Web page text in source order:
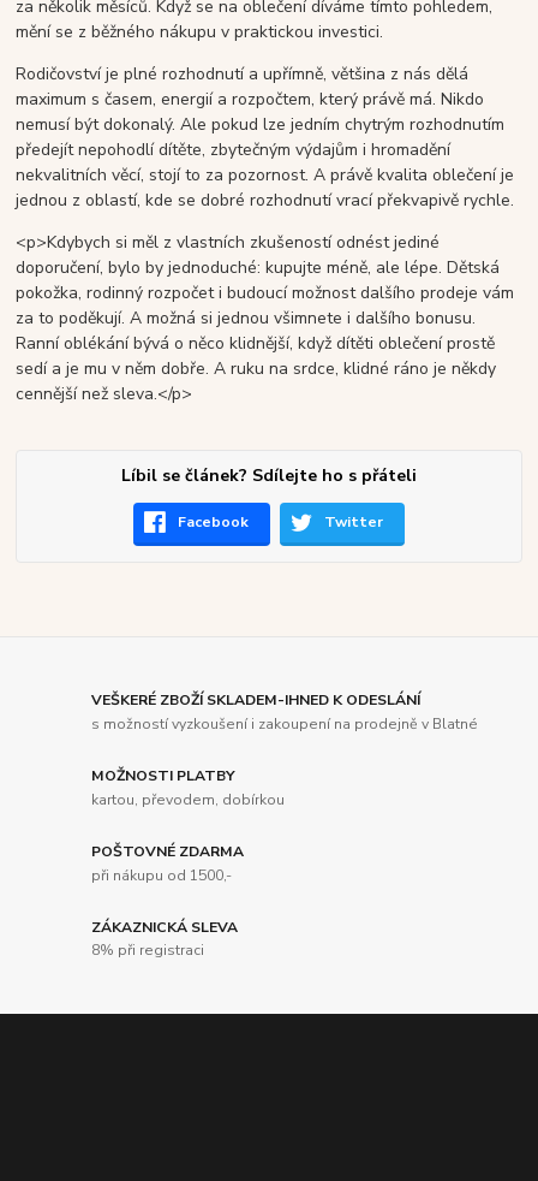
za několik měsíců. Když se na oblečení díváme tímto pohledem,
mění se z běžného nákupu v praktickou investici.
Rodičovství je plné rozhodnutí a upřímně, většina z nás dělá
maximum s časem, energií a rozpočtem, který právě má. Nikdo
nemusí být dokonalý. Ale pokud lze jedním chytrým rozhodnutím
předejít nepohodlí dítěte, zbytečným výdajům i hromadění
nekvalitních věcí, stojí to za pozornost. A právě kvalita oblečení je
jednou z oblastí, kde se dobré rozhodnutí vrací překvapivě rychle.
<p>Kdybych si měl z vlastních zkušeností odnést jediné
doporučení, bylo by jednoduché: kupujte méně, ale lépe. Dětská
pokožka, rodinný rozpočet i budoucí možnost dalšího prodeje vám
za to poděkují. A možná si jednou všimnete i dalšího bonusu.
Ranní oblékání bývá o něco klidnější, když dítěti oblečení prostě
sedí a je mu v něm dobře. A ruku na srdce, klidné ráno je někdy
cennější než sleva.</p>
Líbil se článek? Sdílejte ho s přáteli
Facebook Twitter
VEŠKERÉ ZBOŽÍ SKLADEM-IHNED K ODESLÁNÍ
s možností vyzkoušení i zakoupení na prodejně v Blatné
MOŽNOSTI PLATBY
kartou, převodem, dobírkou
POŠTOVNÉ ZDARMA
při nákupu od 1500,-
ZÁKAZNICKÁ SLEVA
8% při registraci